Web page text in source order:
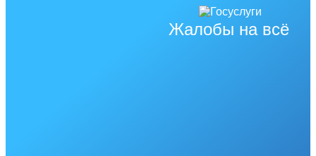
Жалобы на всё